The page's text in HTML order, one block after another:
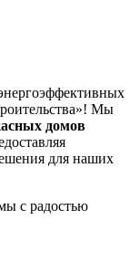
Мы
домов
для наших
с радостью